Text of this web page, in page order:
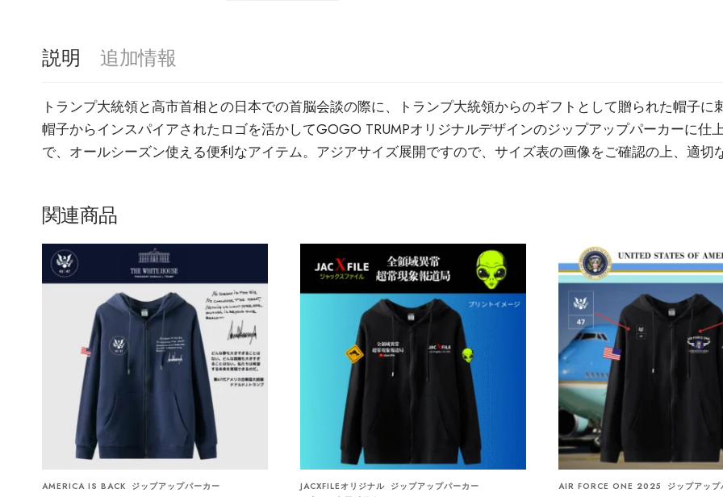
説明 追加情報
トランプ大統領と高市首相との日本での首脳会談の際に、トランプ大統領からのギフトとして贈られた帽子に
帽子からインスパイアされたロゴを活かしてGOGO TRUMPオリジナルデザインのジップアップパーカーに
で、オールシーズン使える便利なアイテム。アジアサイズ展開ですので、サイズ表の画像をご確認の上、適切
関連商品
AMERICA IS BACK ジップアップパーカー JACXFILEオリジナル ジップアップパーカー
AIR FORCE ONE 2025 ジップアップ